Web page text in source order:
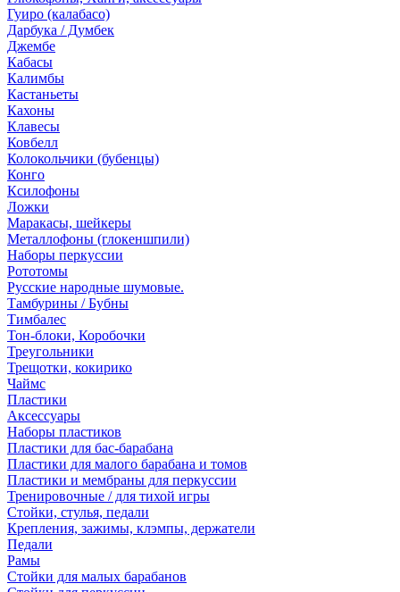
Гуиро (калабасо)
Дарбука / Думбек
Джембе
Кабасы
Калимбы
Кастаньеты
Кахоны
Клавесы
Ковбелл
Колокольчики (бубенцы)
Конго
Ксилофоны
Ложки
Маракасы, шейкеры
Металлофоны (глокеншпили)
Наборы перкуссии
Рототомы
Русские народные шумовые.
Тамбурины / Бубны
Тимбалес
Тон-блоки, Коробочки
Треугольники
Трещотки, кокирико
Чаймс
Пластики
Аксессуары
Наборы пластиков
Пластики для бас-барабана
Пластики для малого барабана и томов
Пластики и мембраны для перкуссии
Тренировочные / для тихой игры
Стойки, стулья, педали
Крепления, зажимы, клэмпы, держатели
Педали
Рамы
Стойки для малых барабанов